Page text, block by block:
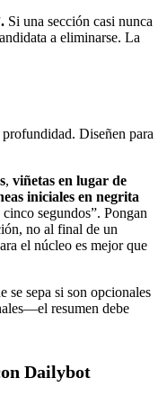
Si una sección casi nunca
a eliminarse. La
profundidad. Diseñen para
, viñetas en lugar de
iniciales en negrita
segundos”. Pongan
no al final de un
el núcleo es mejor que
se sepa si son opcionales
resumen debe
Dailybot